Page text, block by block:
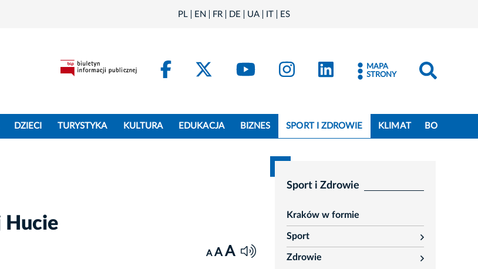
PL EN FR DE UA IT ES
FacebookKraków - X
Kraków - YouTube
Kraków - Instagram
Kraków - LinkedIn
MAPA
STRONY
DZIECI TURYSTYKA KULTURA EDUKACJA BIZNES SPORT I ZDROWIE KLIMAT BO
Hucie
A A A
Sport i Zdrowie
Kraków w formie
Sport
rozwiń
Zdrowie
rozwiń